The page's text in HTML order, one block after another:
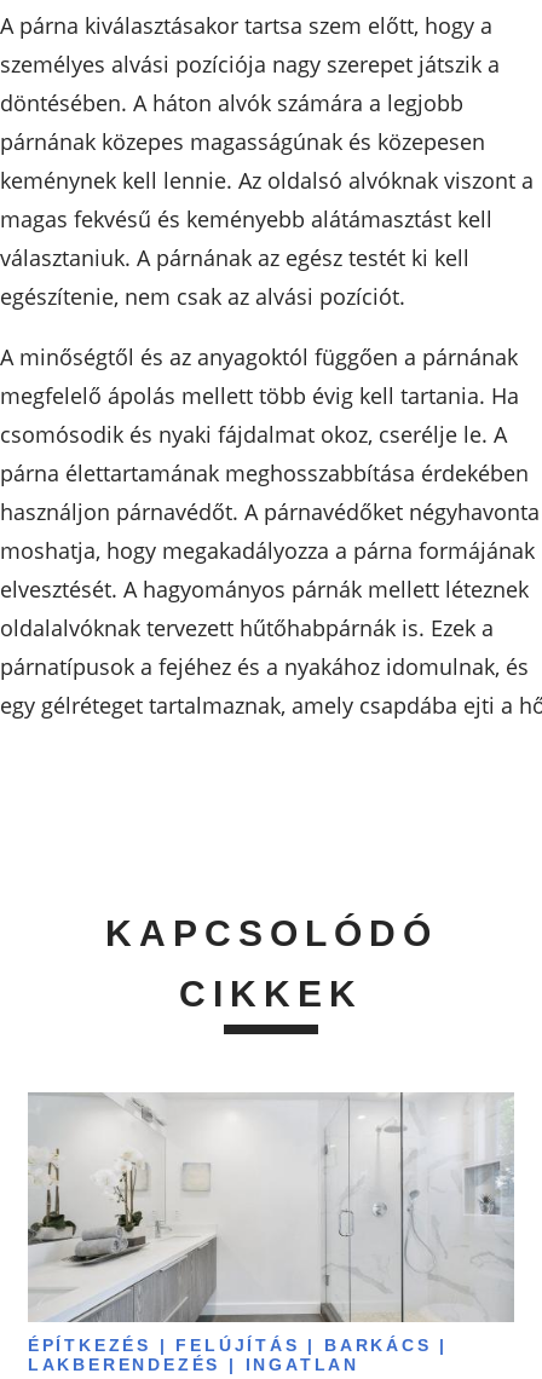
A párna kiválasztásakor tartsa szem előtt, hogy a
személyes alvási pozíciója nagy szerepet játszik a
döntésében. A háton alvók számára a legjobb
párnának közepes magasságúnak és közepesen
keménynek kell lennie. Az oldalsó alvóknak viszont a
magas fekvésű és keményebb alátámasztást kell
választaniuk. A párnának az egész testét ki kell
egészítenie, nem csak az alvási pozíciót.
A minőségtől és az anyagoktól függően a párnának
megfelelő ápolás mellett több évig kell tartania. Ha
csomósodik és nyaki fájdalmat okoz, cserélje le. A
párna élettartamának meghosszabbítása érdekében
használjon párnavédőt. A párnavédőket négyhavonta
moshatja, hogy megakadályozza a párna formájának
elvesztését. A hagyományos párnák mellett léteznek
oldalalvóknak tervezett hűtőhabpárnák is. Ezek a
párnatípusok a fejéhez és a nyakához idomulnak, és
egy gélréteget tartalmaznak, amely csapdába ejti a
KAPCSOLÓDÓ
CIKKEK
ÉPÍTKEZÉS | FELÚJÍTÁS | BARKÁCS |
LAKBERENDEZÉS | INGATLAN